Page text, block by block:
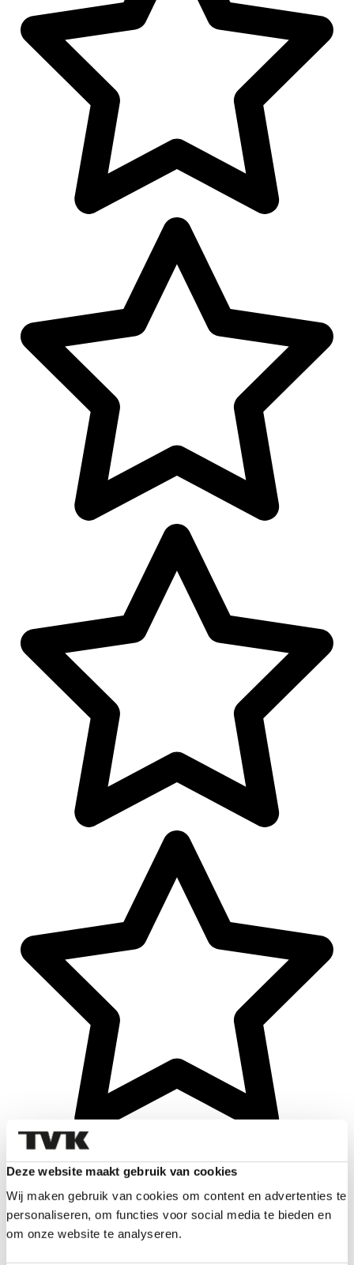
Deze website maakt gebruik van cookies
Wij maken gebruik van cookies om content en advertenties te
personaliseren, om functies voor social media te bieden en
om onze website te analyseren.